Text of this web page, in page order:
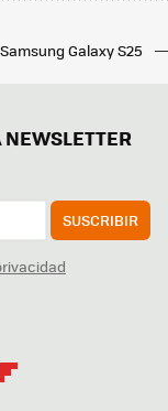
Samsung Galaxy S25
SUSCRIBIR